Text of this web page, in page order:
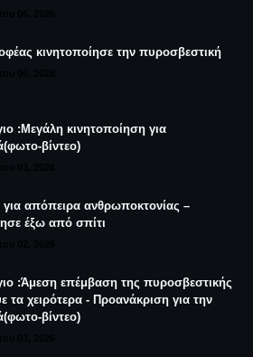
κινητοποίησε την πυροσβεστική
:Μεγάλη κινητοποίηση για
βίντεο)
απόπειρα ανθρωποκτονίας –
έξω από σπίτι
:Άμεση επέμβαση της πυροσβεστικής
τα χειρότερα - Προανάκριση για την
βίντεο)